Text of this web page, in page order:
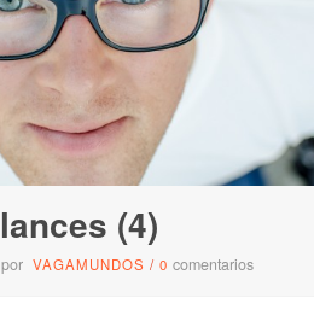
(4)
VAGAMUNDOS / 0 comentarios